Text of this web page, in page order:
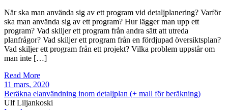
När ska man använda sig av ett program vid detaljplanering? Varför
ska man använda sig av ett program? Hur lägger man upp ett
program? Vad skiljer ett program från andra sätt att utreda
planfrågor? Vad skiljer ett program från en fördjupad översiktsplan?
Vad skiljer ett program från ett projekt? Vilka problem uppstår om
man inte […]
Read More
11 mars, 2020
Beräkna elanvändning inom detaljplan (+ mall för beräkning)
Ulf Liljankoski